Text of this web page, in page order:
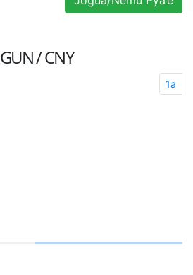
GUN / CNY
1a